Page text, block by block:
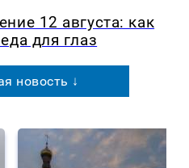
12 августа: как
для глаз
новость ↓